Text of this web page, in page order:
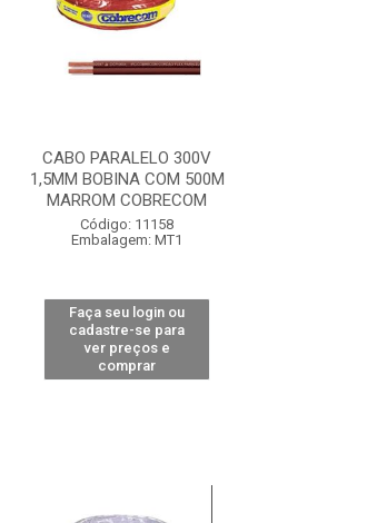
CABO PARALELO 300V
1,5MM BOBINA COM 500M
MARROM COBRECOM
Código: 11158
Embalagem: MT1
Faça seu login ou
cadastre-se para
ver preços e
comprar